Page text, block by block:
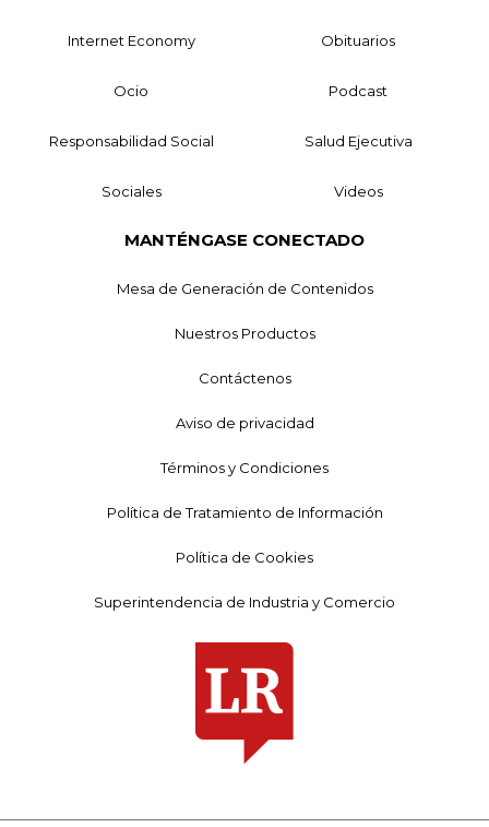
Internet Economy Obituarios
Ocio Podcast
Responsabilidad Social Salud Ejecutiva
Sociales Videos
MANTÉNGASE CONECTADO
Mesa de Generación de Contenidos
Nuestros Productos
Contáctenos
Aviso de privacidad
Términos y Condiciones
Política de Tratamiento de Información
Política de Cookies
Superintendencia de Industria y Comercio